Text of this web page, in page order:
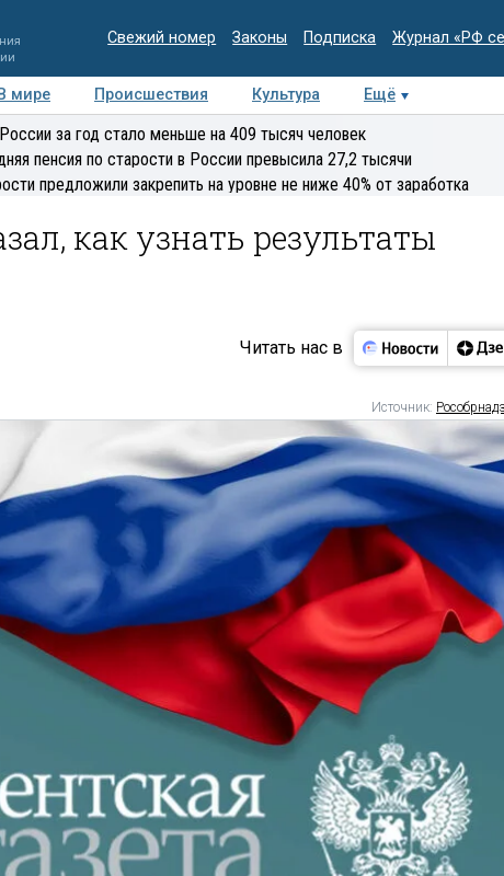
Свежий номер Законы Подписка Журнал «РФ
В мире Происшествия Культура
Ещё
Медиацентр Интервью Колумнисты
за год стало меньше на 409 тысяч человек
пенсия по старости в России превысила 27,2 тысячи
предложили закрепить на уровне не ниже 40% от заработка
как узнать результаты
Читать нас в
Источник: